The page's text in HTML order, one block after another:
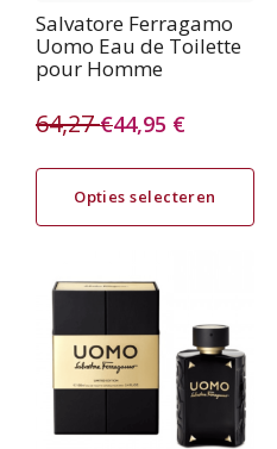
Salvatore Ferragamo
Uomo Eau de Toilette
pour Homme
64,27€
Oorspronkelijke
prijs
was:
44,95 €
Huidige
prijs
is:
Opties selecteren
optie
kan
gekozen
worden
productpagina